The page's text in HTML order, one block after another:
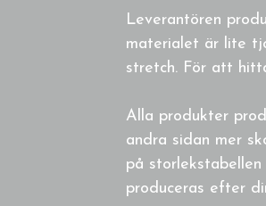
Leverantören
materialet är lite
stretch. För att
Alla produkter
andra sidan mer
på
produceras efter